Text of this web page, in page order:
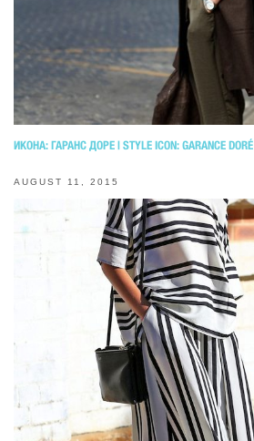
ИКОНА: ГАРАНС ДОРЕ | STYLE ICON: GARANCE DORÉ
AUGUST 11, 2015